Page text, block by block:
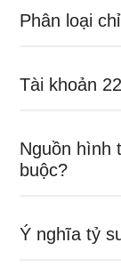
Phân loại
Tài khoản
Nguồn hình
buộc?
Ý nghĩa tỷ